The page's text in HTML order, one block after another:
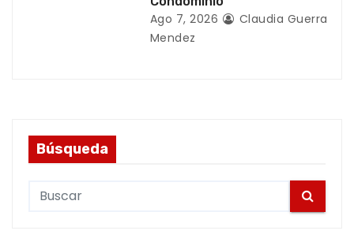
Ago 7, 2026
Claudia Guerra
Mendez
Búsqueda